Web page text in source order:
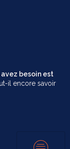
besoin est
il encore savoir